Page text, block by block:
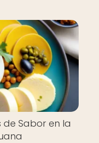
de Sabor en la